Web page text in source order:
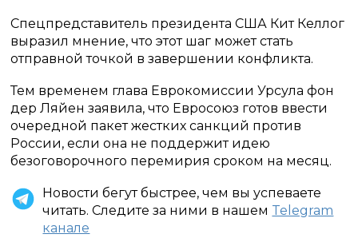
Спецпредставитель президента США Кит Келлог
выразил мнение, что этот шаг может стать
отправной точкой в завершении конфликта.
Тем временем глава Еврокомиссии Урсула фон
дер Ляйен заявила, что Евросоюз готов ввести
очередной пакет жестких санкций против
России, если она не поддержит идею
безоговорочного перемирия сроком на месяц.
Новости бегут быстрее, чем вы успеваете
читать. Следите за ними в нашем Telegram
канале